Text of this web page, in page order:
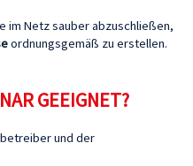
im Netz sauber abzuschließen,
ordnungsgemäß zu erstellen.
GEEIGNET?
und der